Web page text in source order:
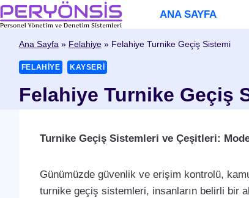
Skip
to
content
ANA SAYFA
Ana Sayfa» Felahiye» Felahiye Turnike Geçiş Sistemi
FELAHIYE KAYSERI
Felahiye Turnike Geçiş
Turnike Geçiş Sistemleri ve Çeşitleri:
Günümüzde güvenlik ve erişim kontrolü,
turnike geçiş sistemleri, insanların belirli bir